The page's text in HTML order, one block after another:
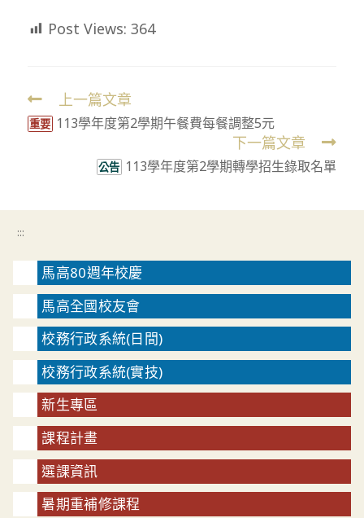
Post Views: 364
Read
more
上一篇文章
重要 113學年度第2學期午餐費每餐調整5元
下一篇文章
公告 113學年度第2學期轉學招生錄取名單
:::
馬高80週年校慶
馬高全國校友會
校務行政系統(日間)
校務行政系統(實技)
新生專區
課程計畫
選課資訊
暑期重補修課程